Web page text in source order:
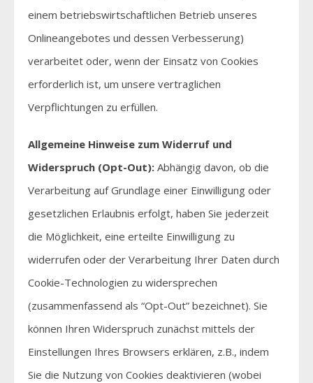
einem betriebswirtschaftlichen Betrieb unseres
Onlineangebotes und dessen Verbesserung)
verarbeitet oder, wenn der Einsatz von Cookies
erforderlich ist, um unsere vertraglichen
Verpflichtungen zu erfüllen.
Allgemeine Hinweise zum Widerruf und
Widerspruch (Opt-Out): Abhängig davon, ob die
Verarbeitung auf Grundlage einer Einwilligung oder
gesetzlichen Erlaubnis erfolgt, haben Sie jederzeit
die Möglichkeit, eine erteilte Einwilligung zu
widerrufen oder der Verarbeitung Ihrer Daten durch
Cookie-Technologien zu widersprechen
(zusammenfassend als “Opt-Out” bezeichnet). Sie
können Ihren Widerspruch zunächst mittels der
Einstellungen Ihres Browsers erklären, z.B., indem
Sie die Nutzung von Cookies deaktivieren (wobei